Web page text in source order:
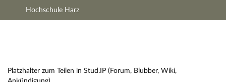
Hauptnavigation
Hochschule Harz
Lernmaterialien
Platzhalter zum Teilen in Stud.IP (Forum, Blubber, Wiki,